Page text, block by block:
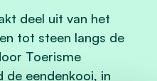
deel uit van het
tot steen langs de
Toerisme
de eendenkooi, in